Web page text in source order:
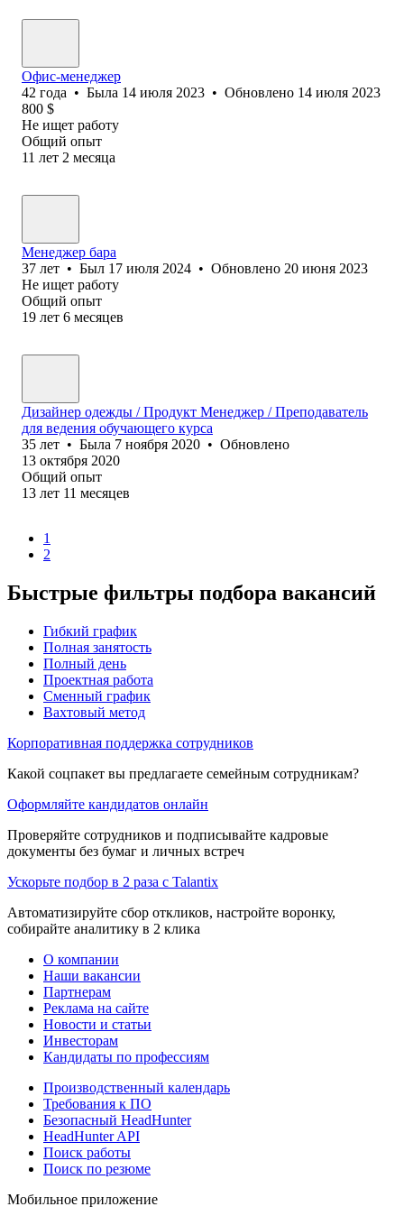
Офис-менеджер
42 года • Была 14 июля 2023 • Обновлено 14 июля 2023
800 $
Не ищет работу
Общий опыт
11 лет 2 месяца
Менеджер бара
37 лет • Был 17 июля 2024 • Обновлено 20 июня 2023
Не ищет работу
Общий опыт
19 лет 6 месяцев
Дизайнер одежды / Продукт Менеджер / Преподаватель
для ведения обучающего курса
35 лет • Была 7 ноября 2020 • Обновлено
13 октября 2020
Общий опыт
13 лет 11 месяцев
1
2
Быстрые фильтры подбора вакансий
Гибкий график
Полная занятость
Полный день
Проектная работа
Сменный график
Вахтовый метод
Корпоративная поддержка сотрудников
Какой соцпакет вы предлагаете семейным сотрудникам?
Оформляйте кандидатов онлайн
Проверяйте сотрудников и подписывайте кадровые
документы без бумаг и личных встреч
Ускорьте подбор в 2 раза с Talantix
Автоматизируйте сбор откликов, настройте воронку,
собирайте аналитику в 2 клика
О компании
Наши вакансии
Партнерам
Реклама на сайте
Новости и статьи
Инвесторам
Кандидаты по профессиям
Производственный календарь
Требования к ПО
Безопасный HeadHunter
HeadHunter API
Поиск работы
Поиск по резюме
Мобильное приложение